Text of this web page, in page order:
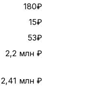
180₽
15₽
53₽
2,2 млн ₽
2,41 млн ₽